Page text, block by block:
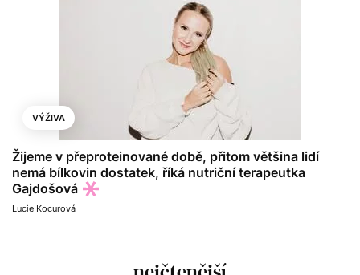
VÝŽIVA
Žijeme v přeproteinované době, přitom většina lidí
nemá bílkovin dostatek, říká nutriční terapeutka
Gajdošová
Lucie Kocurová